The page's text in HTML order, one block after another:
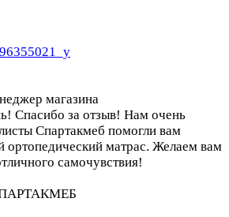
магазина
Спасибо за отзыв! Нам очень
Спартакмеб помогли вам
ортопедический матрас. Желаем вам
самочувствия!